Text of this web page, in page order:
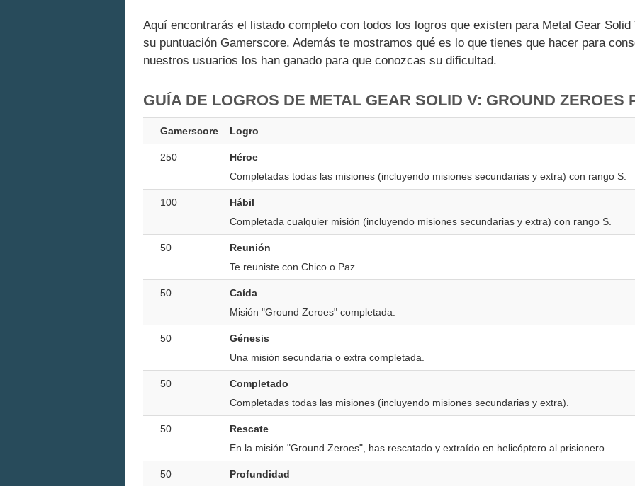
Aquí encontrarás el listado completo con todos los logros que existen para Metal Gear
su puntuación Gamerscore. Además te mostramos qué es lo que tienes que hacer para
nuestros usuarios los han ganado para que conozcas su dificultad.
GUÍA DE LOGROS DE METAL GEAR SOLID V: GROUND ZEROES
Gamerscore Logro
250
Héroe
Completadas todas las misiones (incluyendo misiones secundarias y extra) con rango S.
100
Hábil
Completada cualquier misión (incluyendo misiones secundarias y extra) con rango S.
50
Reunión
Te reuniste con Chico o Paz.
50
Caída
Misión "Ground Zeroes" completada.
50
Génesis
Una misión secundaria o extra completada.
50
Completado
Completadas todas las misiones (incluyendo misiones secundarias y extra).
50
Rescate
En la misión "Ground Zeroes", has rescatado y extraído en helicóptero al prisionero.
50
Profundidad